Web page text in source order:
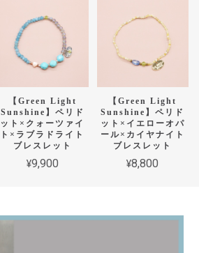
【Green Light
Sunshine】ペリド
ット×クォーツァイ
ト×ラブラドライト
ブレスレット
¥9,900
【Green Light
Sunshine】ペリド
ット×イエローオパ
ール×カイヤナイト
ブレスレット
¥8,800